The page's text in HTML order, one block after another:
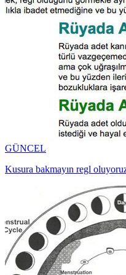
GÜNCEL
Kusura bakmayın regl